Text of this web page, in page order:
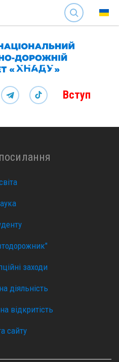
SEARCH
Вступ
заходи
діяльність
відкритість
сайту